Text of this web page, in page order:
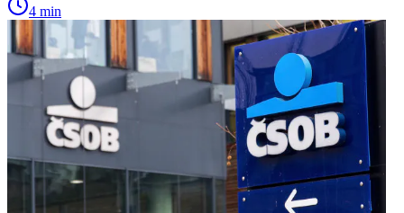
4 min